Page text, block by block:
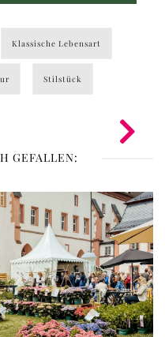
Klassische Lebensart
Stilstück
GEFALLEN: